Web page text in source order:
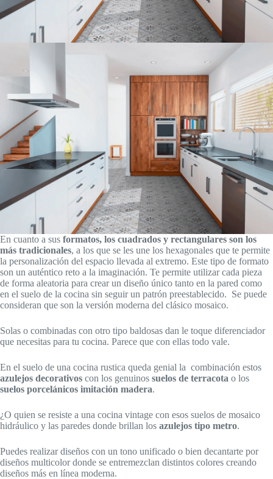
En cuanto a sus formatos, los cuadrados y rectangulares son los
más tradicionales, a los que se les une los hexagonales que te permite
la personalización del espacio llevada al extremo. Este tipo de formato
son un auténtico reto a la imaginación. Te permite utilizar cada pieza
de forma aleatoria para crear un diseño único tanto en la pared como
en el suelo de la cocina sin seguir un patrón preestablecido. Se puede
consideran que son la versión moderna del clásico mosaico.
Solas o combinadas con otro tipo baldosas dan le toque diferenciador
que necesitas para tu cocina. Parece que con ellas todo vale.
En el suelo de una cocina rustica queda genial la combinación estos
azulejos decorativos con los genuinos suelos de terracota o los
suelos porcelánicos imitación madera.
¿O quien se resiste a una cocina vintage con esos suelos de mosaico
hidráulico y las paredes donde brillan los azulejos tipo metro.
Puedes realizar diseños con un tono unificado o bien decantarte por
diseños multicolor donde se entremezclan distintos colores creando
diseños más en línea moderna.